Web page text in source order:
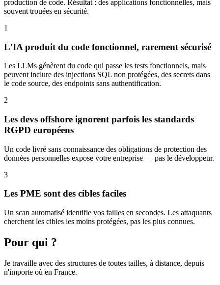
production de code. Résultat : des applications fonctionnelles, mais
souvent trouées en sécurité.
1
L'IA produit du code fonctionnel, rarement sécurisé
Les LLMs génèrent du code qui passe les tests fonctionnels, mais
peuvent inclure des injections SQL non protégées, des secrets dans
le code source, des endpoints sans authentification.
2
Les devs offshore ignorent parfois les standards
RGPD européens
Un code livré sans connaissance des obligations de protection des
données personnelles expose votre entreprise — pas le développeur.
3
Les PME sont des cibles faciles
Un scan automatisé identifie vos failles en secondes. Les attaquants
cherchent les cibles les moins protégées, pas les plus connues.
Pour qui ?
Je travaille avec des structures de toutes tailles, à distance, depuis
n'importe où en France.